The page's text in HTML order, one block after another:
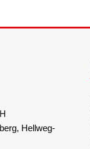
Hellweg-